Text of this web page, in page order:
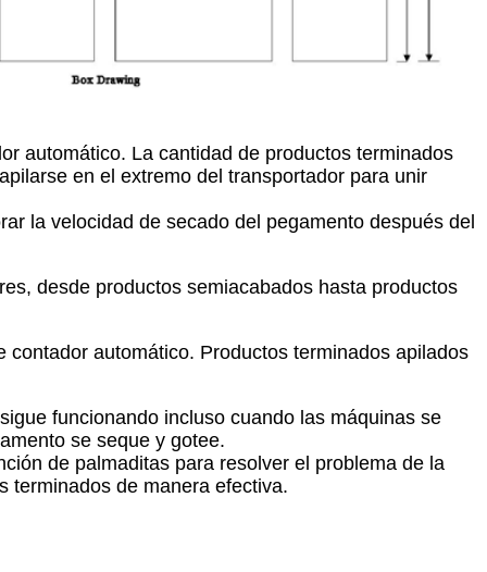
automático. La cantidad de productos terminados
en el extremo del transportador para unir
la velocidad de secado del pegamento después del
desde productos semiacabados hasta productos
contador automático. Productos terminados apilados
funcionando incluso cuando las máquinas se
se seque y gotee.
de palmaditas para resolver el problema de la
terminados de manera efectiva.